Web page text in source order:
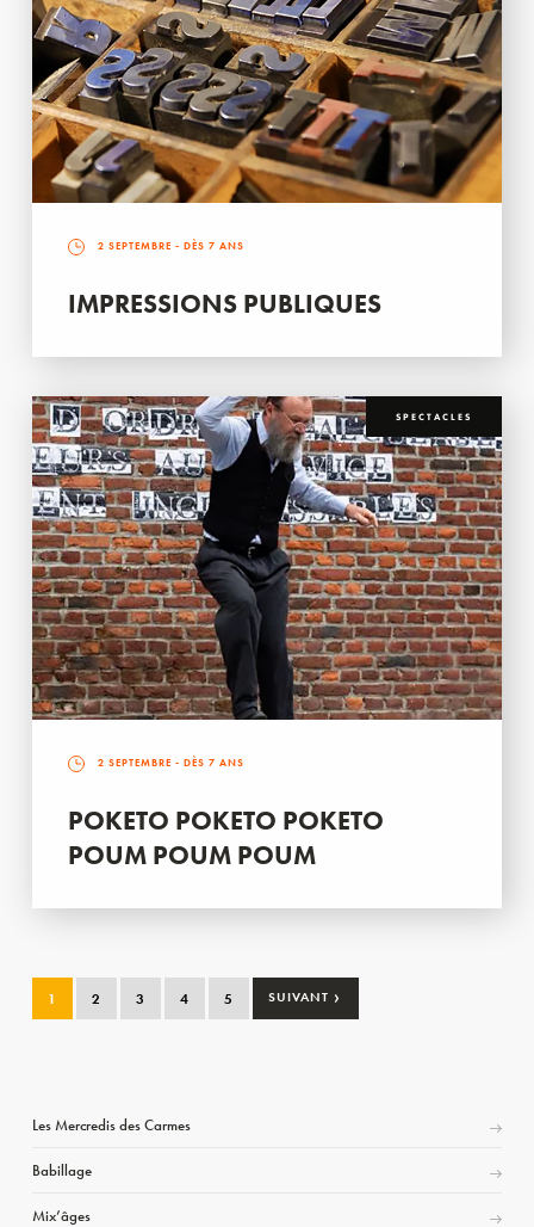
2 SEPTEMBRE - DÈS 7 ANS
IMPRESSIONS PUBLIQUES
SPECTACLES
2 SEPTEMBRE - DÈS 7 ANS
POKETO POKETO POKETO
POUM POUM POUM
1 2 3 4 5 SUIVANT ›
Les Mercredis des Carmes
Babillage
Mix’âges